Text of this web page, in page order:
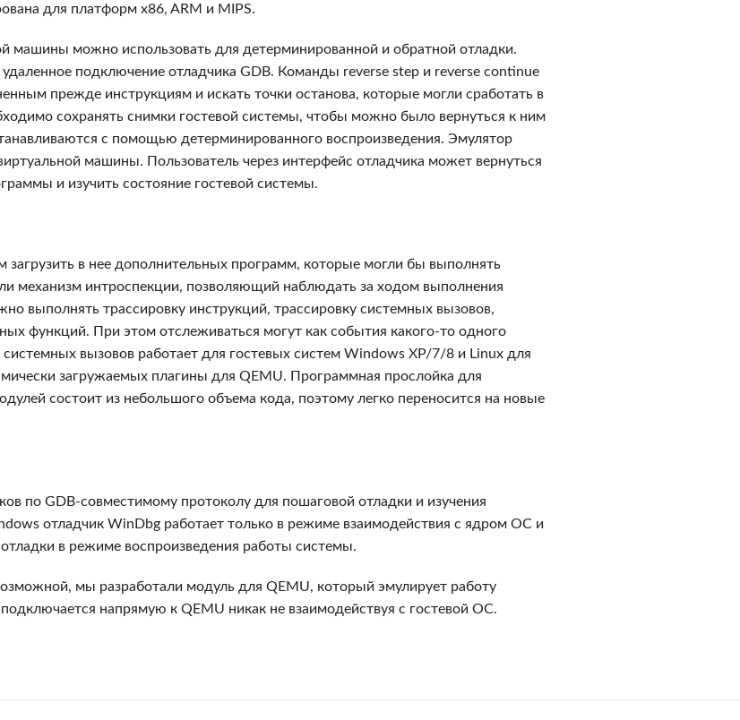
для платформ x86, ARM и MIPS.
машины можно использовать для детерминированной и обратной отладки.
подключение отладчика GDB. Команды reverse step и reverse continue
прежде инструкциям и искать точки останова, которые могли сработать в
сохранять снимки гостевой системы, чтобы можно было вернуться к ним
с помощью детерминированного воспроизведения. Эмулятор
машины. Пользователь через интерфейс отладчика может вернуться
и изучить состояние гостевой системы.
в нее дополнительных программ, которые могли бы выполнять
механизм интроспекции, позволяющий наблюдать за ходом выполнения
выполнять трассировку инструкций, трассировку системных вызовов,
функций. При этом отслеживаться могут как события какого-то одного
вызовов работает для гостевых систем Windows XP/7/8 и Linux для
загружаемых плагины для QEMU. Программная прослойка для
состоит из небольшого объема кода, поэтому легко переносится на новые
по GDB-совместимому протоколу для пошаговой отладки и изучения
отладчик WinDbg работает только в режиме взаимодействия с ядром ОС и
в режиме воспроизведения работы системы.
мы разработали модуль для QEMU, который эмулирует работу
напрямую к QEMU никак не взаимодействуя с гостевой ОС.